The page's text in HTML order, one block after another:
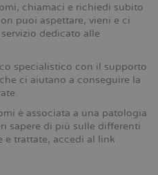
chiamaci e richiedi subito
puoi aspettare, vieni e ci
dedicato alle
specialistico con il supporto
ci aiutano a conseguire la
è associata a una patologia
sapere di più sulle differenti
e trattate, accedi al link